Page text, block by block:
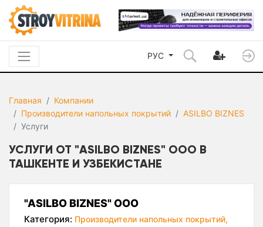
РУС
Главная
Компании
Производители напольных покрытий
ASILBO BIZNES
Услуги
УСЛУГИ ОТ "ASILBO BIZNES" ООО В
ТАШКЕНТЕ И УЗБЕКИСТАНЕ
"ASILBO BIZNES" ООО
Категория: Производители напольных покрытий,